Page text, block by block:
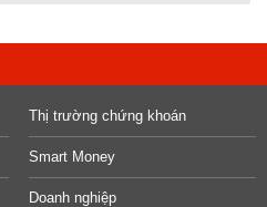
Thị trường chứng khoán
Smart Money
Doanh nghiệp